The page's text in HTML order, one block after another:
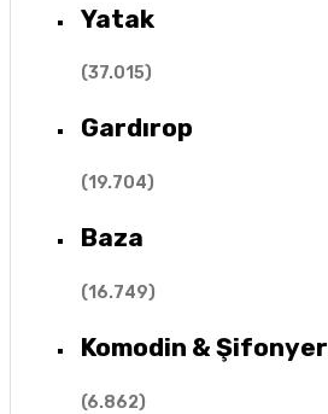
Yatak
(37.015)
Gardırop
(19.704)
Baza
(16.749)
Komodin & Şifonyer
(6.862)